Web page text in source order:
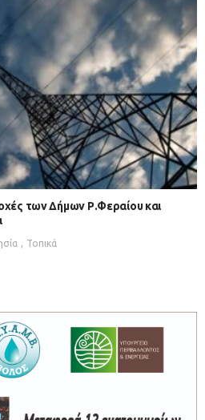
των Δήμων Ρ.Φεραίου και
Τοπικά